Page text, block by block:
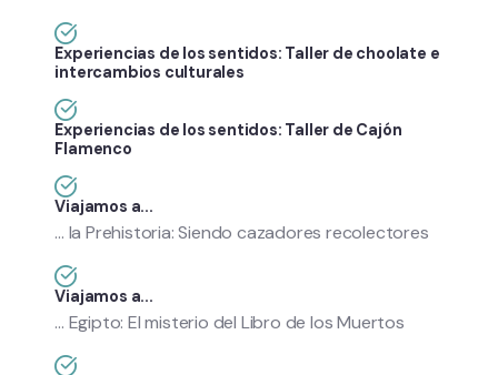
Experiencias de los sentidos: Taller de choolate e
intercambios culturales
Experiencias de los sentidos: Taller de Cajón
Flamenco
Viajamos a...
... la Prehistoria: Siendo cazadores recolectores
Viajamos a...
... Egipto: El misterio del Libro de los Muertos